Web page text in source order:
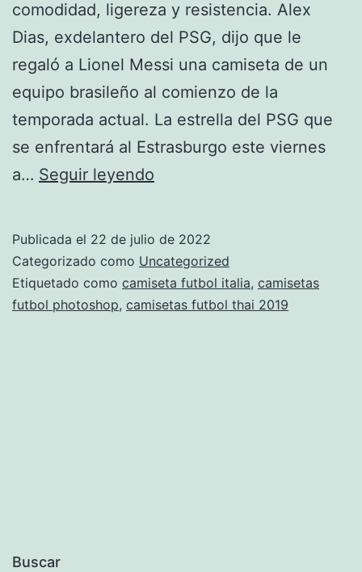
comodidad, ligereza y resistencia. Alex
Dias, exdelantero del PSG, dijo que le
regaló a Lionel Messi una camiseta de un
equipo brasileño al comienzo de la
temporada actual. La estrella del PSG que
se enfrentará al Estrasburgo este viernes
a… Seguir leyendo
De
Fútbol
Más
Publicada el 22 de julio de 2022
Categorizado como Uncategorized
Etiquetado como camiseta futbol italia, camisetas
futbol photoshop, camisetas futbol thai 2019
Buscar